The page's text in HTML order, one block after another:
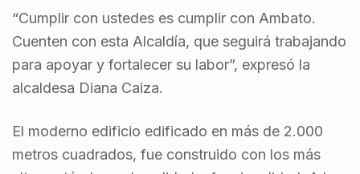
“Cumplir con ustedes es cumplir con Ambato.
Cuenten con esta Alcaldía, que seguirá trabajando
para apoyar y fortalecer su labor”, expresó la
alcaldesa Diana Caiza.
El moderno edificio edificado en más de 2.000
metros cuadrados, fue construido con los más